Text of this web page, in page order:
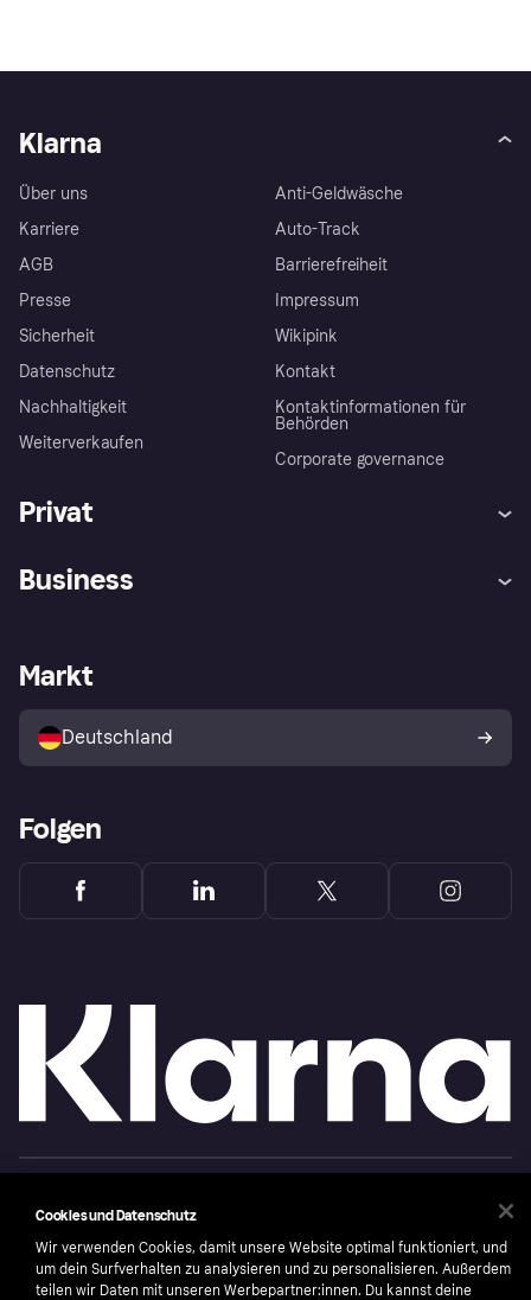
Klarna
Über uns
Karriere
AGB
Presse
Sicherheit
Datenschutz
Nachhaltigkeit
Weiterverkaufen
Anti-Geldwäsche
Auto-Track
Barrierefreiheit
Impressum
Wikipink
Kontakt
Kontaktinformationen für
Behörden
Corporate governance
Privat
Klarna App
Shops entdecken
Käuferschutzrichtlinie
Dein Widerrufsrecht
Business
Händlerportal
Markt
Deutschland
Folgen
number: 556737-0431
Nutzungsbedingungen CookiesKlarna.com
Cookies und Datenschutz
Wir verwenden Cookies, damit unsere Website optimal funktioniert, und
um dein Surfverhalten zu analysieren und zu personalisieren. Außerdem
teilen wir Daten mit unseren Werbepartner:innen. Du kannst deine